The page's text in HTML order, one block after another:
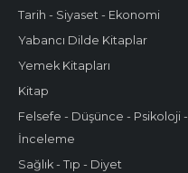
Tarih - Siyaset - Ekonomi
Yabancı Dilde Kitaplar
Yemek Kitapları
Kitap
Felsefe - Düşünce - Psikoloji -
İnceleme
Sağlık - Tıp - Diyet